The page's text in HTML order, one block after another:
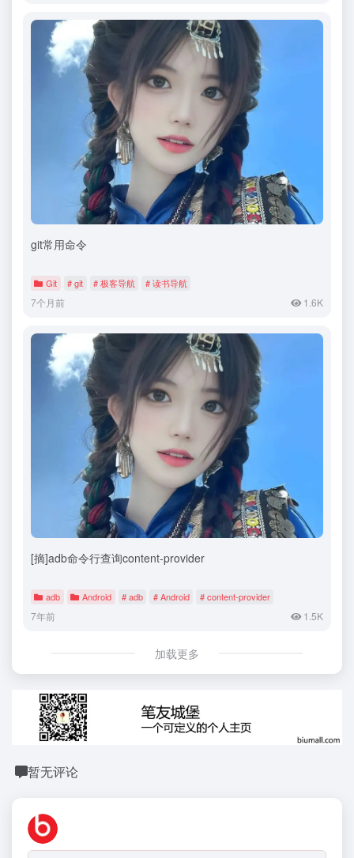
git常用命令
Git # git # 极客导航 # 读书导航
7个月前 1.6K
[摘]adb命令行查询content-provider
adb Android # adb # Android # content-provider
7年前 1.5K
加载更多
暂无评论